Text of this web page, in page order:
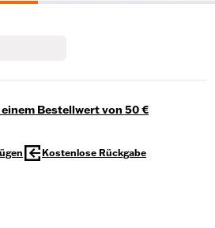
Bestellwert von 50 €
Kostenlose Rückgabe